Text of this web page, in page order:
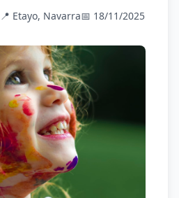
📍 Etayo, Navarra📅 18/11/2025